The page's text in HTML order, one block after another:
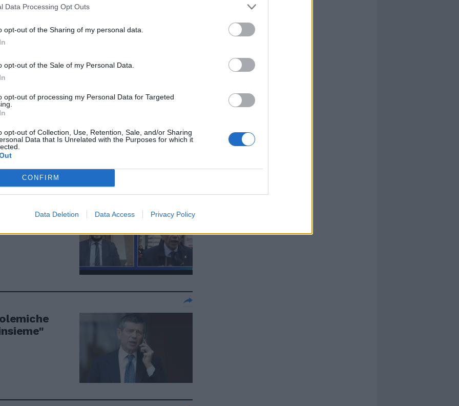
Data Processing Opt Outs
opt-out of the Sharing of my personal data.
opt-out of the Sale of my Personal Data.
opt-out of processing my Personal Data for Targeted
opt-out of Collection, Use, Retention, Sale, and/or Sharing
Data that Is Unrelated with the Purposes for which it
CONFIRM
Data Deletion Data Access Privacy Policy
di Toti
giro agli
eccitato":
in diretta